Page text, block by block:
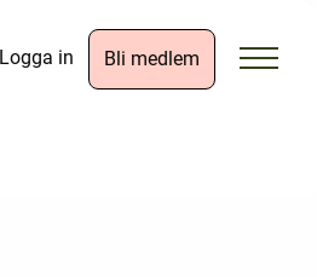
Logga in Bli medlem